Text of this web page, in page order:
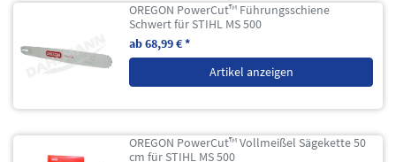
OREGON PowerCut™ Führungsschiene
Schwert für STIHL MS 500
ab 68,99 € *
Artikel anzeigen
OREGON PowerCut™ Vollmeißel Sägekette 50
cm für STIHL MS 500